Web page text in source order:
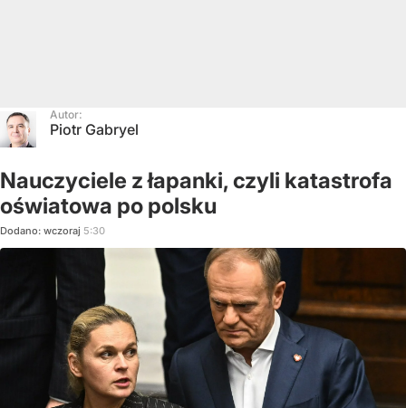
Autor:
Piotr Gabryel
Nauczyciele z łapanki, czyli katastrofa
oświatowa po polsku
Dodano: wczoraj 5:30